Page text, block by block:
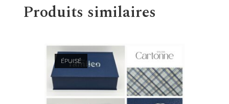
Produits similaires
ÉPUISÉ